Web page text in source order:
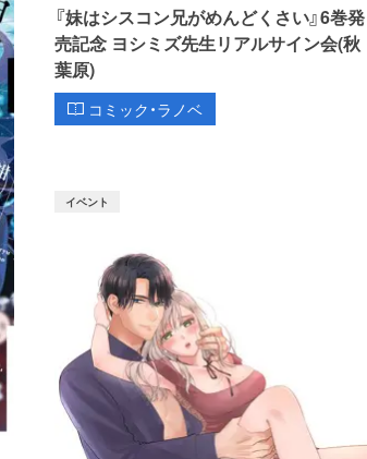
『妹はシスコン兄がめんどくさい』6巻発
売記念 ヨシミズ先生リアルサイン会(秋
葉原)
コミック・ラノベ
イベント